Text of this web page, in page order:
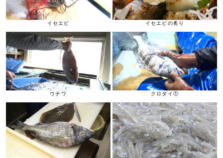
イセエビ イセエビの炙り
ウチワ クロダイ①